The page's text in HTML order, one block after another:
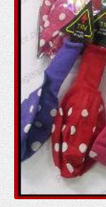
HAKKIMIZDA
İLETİŞİM